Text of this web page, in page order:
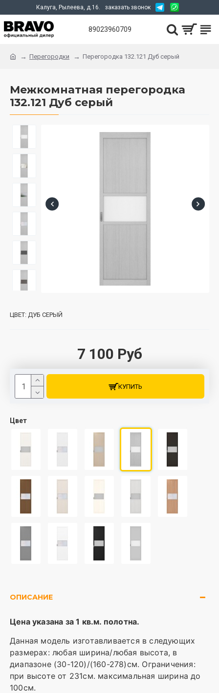
Калуга, Рылеева, д.16. заказать звонок
89023960709
Перегородки Перегородка 132.121 Дуб серый
Межкомнатная перегородка
132.121 Дуб серый
7 100 Руб
ЦВЕТ: ДУБ СЕРЫЙ
Цвет
КУПИТЬ
ОПИСАНИЕ
Цена указана за 1 кв.м. полотна.
Данная модель изготавливается в следующих
размерах: любая ширина/любая высота, в
диапазоне (30-120)/(160-278)см. Ограничения:
при высоте от 231см. максимальная ширина до
100см.